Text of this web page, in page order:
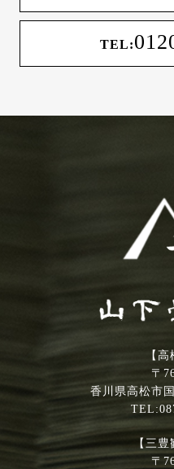
TEL:
【
〒
香川県高松市
【三豊
〒